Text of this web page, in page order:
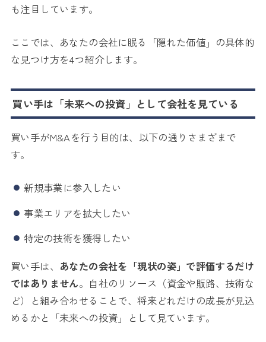
も注目しています。
ここでは、あなたの会社に眠る「隠れた価値」の具体的
な見つけ方を4つ紹介します。
買い手は「未来への投資」として会社を見ている
買い手がM&Aを行う目的は、以下の通りさまざまで
す。
新規事業に参入したい
事業エリアを拡大したい
特定の技術を獲得したい
買い手は、 あなたの会社を「現状の姿」で評価するだけ
ではありません。自社のリソース（資金や販路、技術な
ど）と組み合わせることで、将来どれだけの成長が見込
めるかと「未来への投資」として見ています。